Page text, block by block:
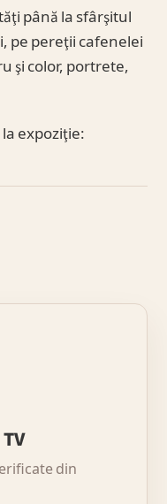
până la sfârşitul
pe pereţii cafenelei
şi color, portrete,
expoziţie:
din